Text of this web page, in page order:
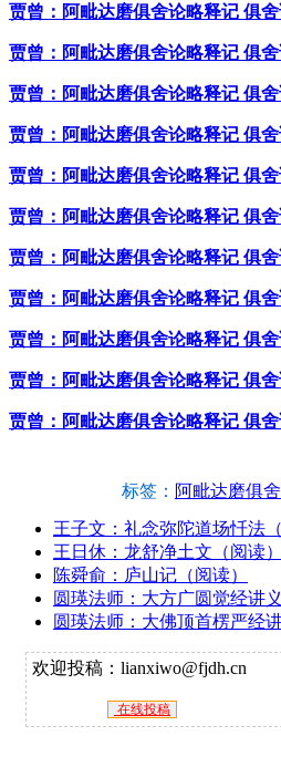
贾曾：阿毗达磨俱舍论略释记 俱
贾曾：阿毗达磨俱舍论略释记 俱
贾曾：阿毗达磨俱舍论略释记 俱
贾曾：阿毗达磨俱舍论略释记 俱
贾曾：阿毗达磨俱舍论略释记 俱
贾曾：阿毗达磨俱舍论略释记 俱
贾曾：阿毗达磨俱舍论略释记 俱
贾曾：阿毗达磨俱舍论略释记 俱
贾曾：阿毗达磨俱舍论略释记 俱
贾曾：阿毗达磨俱舍论略释记 俱
贾曾：阿毗达磨俱舍论略释记 俱
标签： 阿毗达磨俱
王子文：礼念弥陀道场忏法（
王日休：龙舒净土文（阅读）
陈舜俞：庐山记（阅读）
圆瑛法师：大方广圆觉经讲义
圆瑛法师：大佛顶首楞严经
欢迎投稿：lianxiwo@fjdh.cn
在线投稿